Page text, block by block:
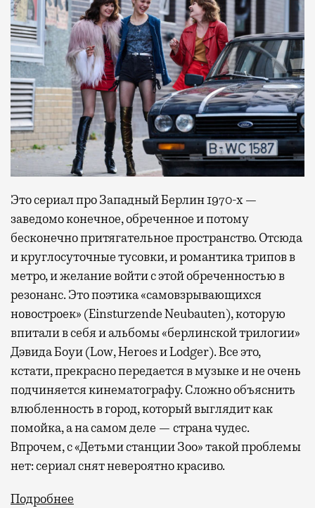
Это сериал про Западный Берлин 1970-х —
заведомо конечное, обреченное и потому
бесконечно притягательное пространство. Отсюда
и круглосуточные тусовки, и романтика трипов в
метро, и желание войти с этой обреченностью в
резонанс. Это поэтика «самовзрывающихся
новостроек» (EinsturzendeNeubauten), которую
впитали в себя и альбомы «берлинской трилогии»
Дэвида Боуи (Low,HeroesиLodger). Все это,
кстати, прекрасно передается в музыке и не очень
подчиняется кинематографу. Сложно объяснить
влюбленность в город, который выглядит как
помойка, а на самом деле — страна чудес.
Впрочем, с «Детьми станции Зоо» такой проблемы
нет: сериал снят невероятно красиво.
Подробнее